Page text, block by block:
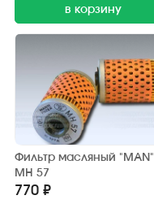
в корзину
Фильтр масляный "MAN"
MH 57
770 ₽